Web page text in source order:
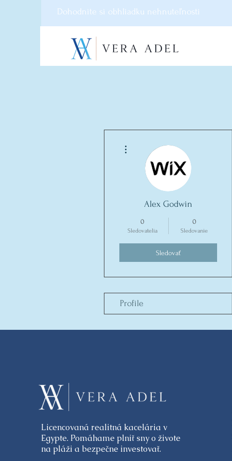
Dohodnite si obhliadku nehnuteľnosti
Alex Godwin
0
Sledovatelia
0
Sledovanie
Sledovať
Profile
Licencovaná realitná kacelária v
Egypte. Pomáhame plniť sny o živote
na pláži a bezpečne investovať.